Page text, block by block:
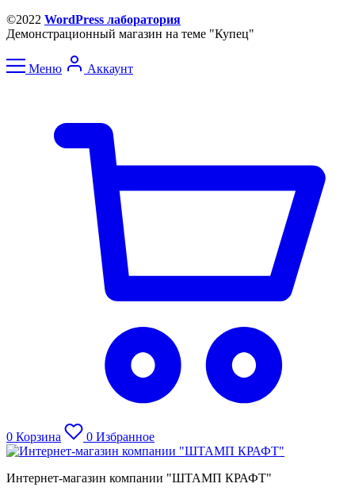
©2022 WordPress лаборатория
Демонстрационный магазин на теме "Купец"
Меню Аккаунт
0 Корзина 0 Избранное
Интернет-магазин компании "ШТАМП КРАФТ"